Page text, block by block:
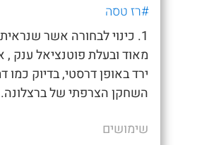
#רז טסה
1. כינוי לבחורה אשר
מאוד ובעלת פוטנציאל ענק ,
ירד באופן דרסטי, בדיוק כמו
השחקן הצרפתי של ברצלונה.
שימושים